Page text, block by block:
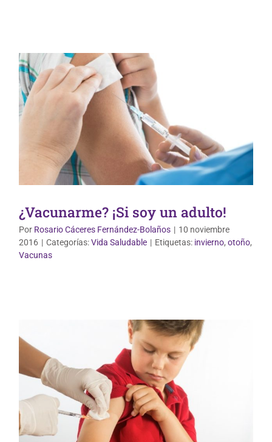
¿Vacunarme? ¡Si soy un adulto!
Por Rosario Cáceres Fernández-Bolaños | 10 noviembre
2016 | Categorías:Vida Saludable | Etiquetas: invierno, otoño,
Vacunas